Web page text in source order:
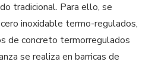
tradicional. Para ello, se
inoxidable termo-regulados,
de concreto termorregulados
se realiza en barricas de